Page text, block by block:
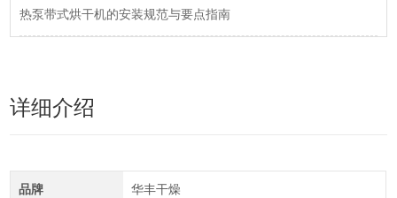
热泵带式烘干机的安装规范与要点指南
详细介绍
品牌 华丰干燥